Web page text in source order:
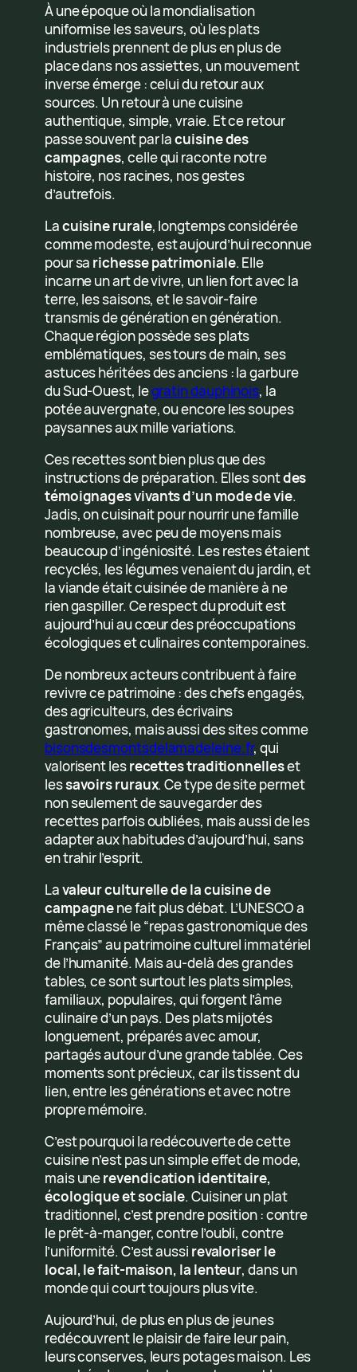
À une époque où la mondialisation
uniformise les saveurs, où les plats
industriels prennent de plus en plus de
place dans nos assiettes, un mouvement
inverse émerge : celui du retour aux
sources. Un retour à une cuisine
authentique, simple, vraie. Et ce retour
passe souvent par lacuisine des
campagnes, celle qui raconte notre
histoire, nos racines, nos gestes
d’autrefois.
Lacuisine rurale, longtemps considérée
comme modeste, est aujourd’hui reconnue
pour sa richesse patrimoniale. Elle
incarne un art de vivre, un lien fort avec la
terre, les saisons, et le savoir-faire
transmis de génération en génération.
Chaque région possède ses plats
emblématiques, ses tours de main, ses
astuces héritées des anciens : la garbure
du Sud-Ouest, legratin dauphinois, la
potée auvergnate, ou encore les soupes
paysannes aux mille variations.
Ces recettes sont bien plus que des
instructions de préparation. Elles sontdes
témoignages vivants d’un mode de vie.
Jadis, on cuisinait pour nourrir une famille
nombreuse, avec peu de moyens mais
beaucoup d’ingéniosité. Les restes étaient
recyclés, les légumes venaient du jardin, et
la viande était cuisinée de manière à ne
rien gaspiller. Ce respect du produit est
aujourd’hui au cœur des préoccupations
écologiques et culinaires contemporaines.
De nombreux acteurs contribuent à faire
revivre ce patrimoine : des chefs engagés,
des agriculteurs, des écrivains
gastronomes, mais aussi des sites comme
bisonsdesmontsdelamadeleine.fr, qui
valorisent lesrecettes traditionnelleset
lessavoirs ruraux. Ce type de site permet
non seulement de sauvegarder des
recettes parfois oubliées, mais aussi de les
adapter aux habitudes d’aujourd’hui, sans
en trahir l’esprit.
Lavaleur culturelle de la cuisine de
campagnene fait plus débat. L’UNESCO a
même classé le “repas gastronomique des
Français” au patrimoine culturel immatériel
de l’humanité. Mais au-delà des grandes
tables, ce sont surtout les plats simples,
familiaux, populaires, qui forgent l’âme
culinaire d’un pays. Des plats mijotés
longuement, préparés avec amour,
partagés autour d’une grande tablée. Ces
moments sont précieux, car ils tissent du
lien, entre les générations et avec notre
propre mémoire.
C’est pourquoi la redécouverte de cette
cuisine n’est pas un simple effet de mode,
mais unerevendication identitaire,
écologique et sociale. Cuisiner un plat
traditionnel, c’est prendre position : contre
le prêt-à-manger, contre l’oubli, contre
l’uniformité. C’est aussi revaloriser le
local, le fait-maison, la lenteur, dans un
monde qui court toujours plus vite.
Aujourd’hui, de plus en plus de jeunes
redécouvrent le plaisir de faire leur pain,
leurs conserves, leurs potages maison. Les